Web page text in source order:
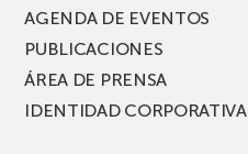
AGENDA DE EVENTOS
PUBLICACIONES
ÁREA DE PRENSA
IDENTIDAD CORPORATIVA